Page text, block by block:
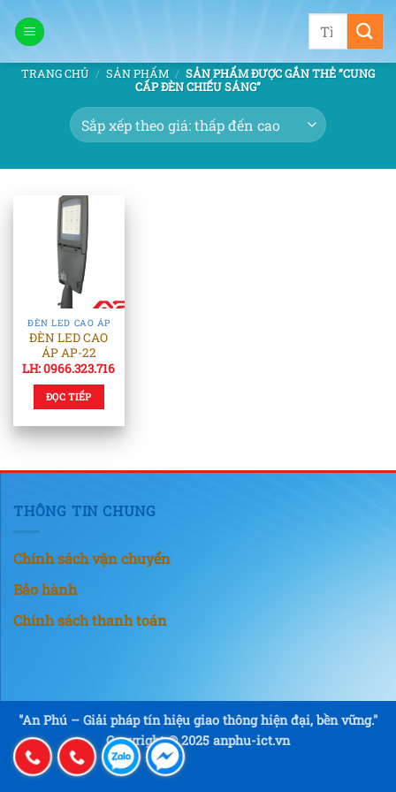
qua
dung
Tìm
TRANG CHỦ / SẢN PHẨM / SẢN PHẨM ĐƯỢC GẮN THẺ “CUNG
CẤP ĐÈN CHIẾU SÁNG”
ĐÈN LED CAO ÁP
ĐÈN LED CAO
ÁP AP-22
LH: 0966.323.716
ĐỌC TIẾP
THÔNG TIN CHUNG
Chính sách vận chuyển
Bảo hành
Chính sách thanh toán
"An Phú – Giải pháp tín hiệu giao thông hiện đại, bền vững."
Copyright © 2025 anphu-ict.vn